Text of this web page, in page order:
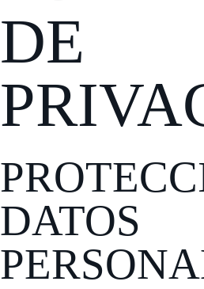
DE
DATOS